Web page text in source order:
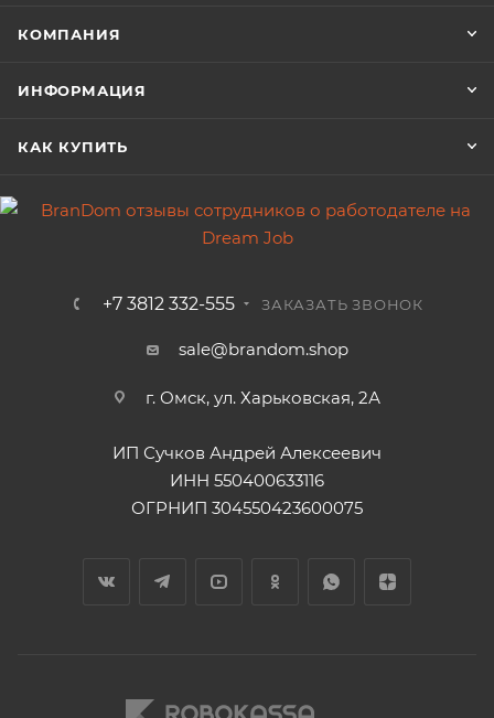
КОМПАНИЯ
ИНФОРМАЦИЯ
КАК КУПИТЬ
+7 3812 332-555 ЗАКАЗАТЬ ЗВОНОК
sale@brandom.shop
г. Омск, ул. Харьковская, 2А
ИП Сучков Андрей Алексеевич
ИНН 550400633116
ОГРНИП 304550423600075